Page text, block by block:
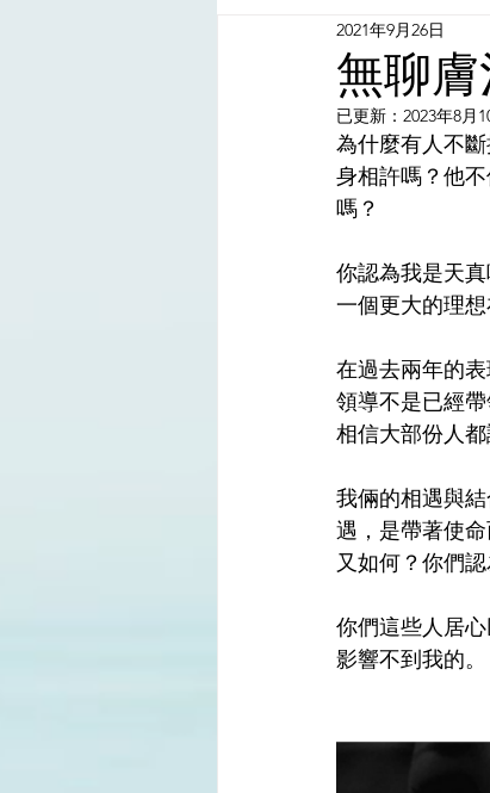
China - Taiwan | 中國臺灣
Satanic Cabals | 撒旦集團
無聊
2021年9月26日
已更新： 2023年8月
為什麼有人不
身相許嗎？他
嗎？
你認為我是天
一個更大的理想
在過去兩年的
領導不是已經
相信大部份人
我倆的相遇與
遇，是帶著使
又如何？你們
你們這些人居
影響不到我的。